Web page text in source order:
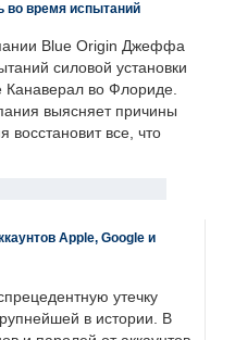
во время испытаний
Blue Origin Джеффа
силовой установки
Канаверал во Флориде.
выясняет причины
восстановит все, что
Apple, Google и
утечку
в истории. В